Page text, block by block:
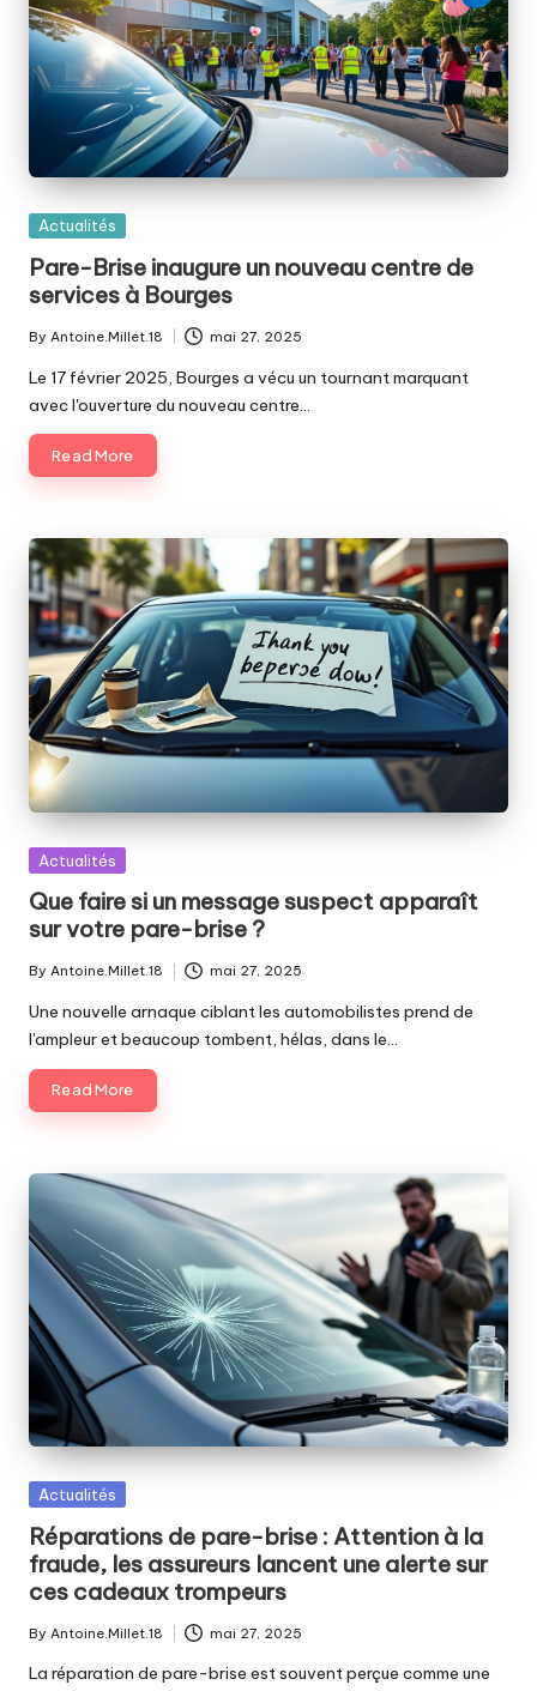
Posted
Actualités
Pare-Brise inaugure un nouveau centre de
services à Bourges
Posted
by
By Antoine.Millet.18 mai 27, 2025
Le 17 février 2025, Bourges a vécu un tournant marquant
avec l'ouverture du nouveau centre…
Read More
Posted
Actualités
Que faire si un message suspect apparaît
sur votre pare-brise ?
Posted
by
By Antoine.Millet.18 mai 27, 2025
Une nouvelle arnaque ciblant les automobilistes prend de
l'ampleur et beaucoup tombent, hélas, dans le…
Read More
Posted
Actualités
Réparations de pare-brise : Attention à la
fraude, les assureurs lancent une alerte sur
ces cadeaux trompeurs
Posted
by
By Antoine.Millet.18 mai 27, 2025
La réparation de pare-brise est souvent perçue comme une